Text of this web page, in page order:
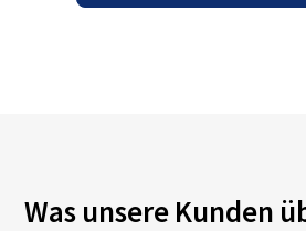
Was unsere Kunden